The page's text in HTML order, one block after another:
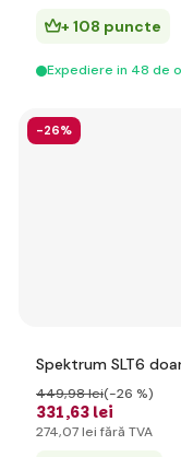
+ 108 puncte
Expediere in 48 de
-26%
Spektrum SLT6
331,63 lei
449,98 lei(-26 %)
274,07 lei fără TVA